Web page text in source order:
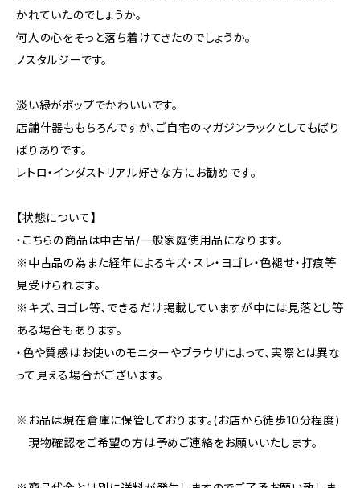
かれていたのでしょうか。
何人の心をそっと落ち着けてきたのでしょうか。
ノスタルジーです。
淡い緑がポップでかわいいです。
店舗什器ももちろんですが、ご自宅のマガジンラックとしてもばり
ばりありです。
レトロ・インダストリアル好きな方にお勧めです。
【状態について】
・こちらの商品は中古品/一般家庭使用品になります。
※中古品の為また経年によるキズ・スレ・ヨゴレ・色褪せ・打痕等
見受けられます。
※キズ、ヨゴレ等、できるだけ掲載していますが中には見落とし等
ある場合もあります。
・色や質感はお使いのモニターやブラウザによって、実際とは異な
って見える場合がございます。
※お品は現在倉庫に保管しております。(お店から徒歩10分程度)
現物確認をご希望の方は予めご連絡をお願いいたします。